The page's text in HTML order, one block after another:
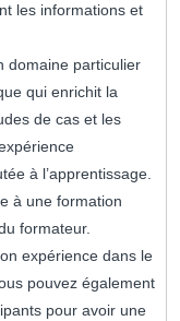
les informations et
domaine particulier
qui enrichit la
de cas et les
à l’apprentissage.
à une formation
formateur.
expérience dans le
pouvez également
pour avoir une